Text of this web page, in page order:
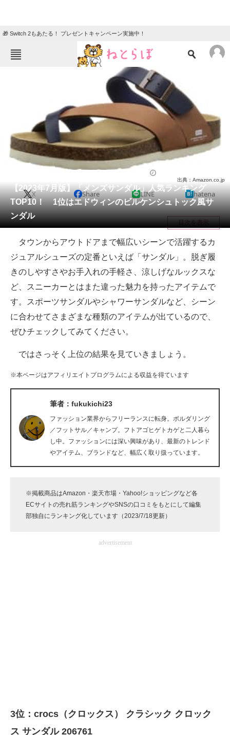
🎁 Switch 2もあたる！ プレゼントキャンペーン実施中！
ニュース
クイズ
地域
住まい 教育・育児
リサーチ
会員記事
メディア
注目記事を集めた総合ページ
ITの今と未来を見通す
スマホと通信の最新トレンド
進化するPCとデバイスの未来
好きが集まる 比べて選べる
経営リーダーのコミュニティ
マーケ×ITの今がよく分かる
ITエンジニア向け専門サイト
IT製品の技術・比較・事例
製造業のIT導入・活用を支援
モノづくり技術者専門サイト
【2023年7月版】「メンズサンダル」人気ランキング
TOP10！ 1位はエドウィンのビルケンシュトック風サ
ンダル
出典：Amazon.co.jp
X Share LINE hatena
目次を表示
タウンからアウトドアまで幅広いシーンで活躍するカ
ジュアルシューズの定番といえば「サンダル」。脱ぎ履
きのしやすさやお手入れの手軽さ、涼しげなルックスな
ど、スニーカーとはまた違った魅力を持ったアイテムで
す。スポーツサンダルやシャワーサンダルなど、シーン
に合わせてさまざまな種類のアイテムが出ているので、
ぜひチェックしてみてください。
ではさっそく上位の結果を見ていきましょう。
※本ページはアフィリエイトプログラムによる収益を得ています
筆者：fukukichi23
ファッション業界からフリーランスに転身。ボルダリング
／フットサル／キャンプ。フトアゴヒゲトカゲと二人暮ら
し中。ファッションには深い興味があり、最新のトレンド
やアイテム、ブランドなど、幅広く取り扱っています。
※掲載商品はAmazon・楽天市場・Yahoo!ショッピングなど各
ECサイトの売れ筋ランキングやSNSの口コミをもとにして編集
部独自にランキング化しています（2023/7/18更新）
advertisement
3位：crocs（クロックス） クラシック クロック
ス サンダル 206761